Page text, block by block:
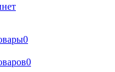
0
0